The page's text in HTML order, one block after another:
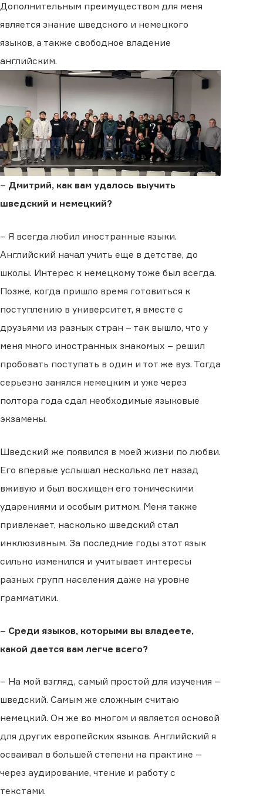
Дополнительным преимуществом для меня
является знание шведского и немецкого
языков, а также свободное владение
английским.
– Дмитрий, как вам удалось выучить
шведский и немецкий?
– Я всегда любил иностранные языки.
Английский начал учить еще в детстве, до
школы. Интерес к немецкому тоже был всегда.
Позже, когда пришло время готовиться к
поступлению в университет, я вместе с
друзьями из разных стран – так вышло, что у
меня много иностранных знакомых – решил
пробовать поступать в один и тот же вуз. Тогда
серьезно занялся немецким и уже через
полтора года сдал необходимые языковые
экзамены.
Шведский же появился в моей жизни по любви.
Его впервые услышал несколько лет назад
вживую и был восхищен его тоническими
ударениями и особым ритмом. Меня также
привлекает, насколько шведский стал
инклюзивным. За последние годы этот язык
сильно изменился и учитывает интересы
разных групп населения даже на уровне
грамматики.
– Среди языков, которыми вы владеете,
какой дается вам легче всего?
– На мой взгляд, самый простой для изучения –
шведский. Самым же сложным считаю
немецкий. Он же во многом и является основой
для других европейских языков. Английский я
осваивал в большей степени на практике –
через аудирование, чтение и работу с
текстами.